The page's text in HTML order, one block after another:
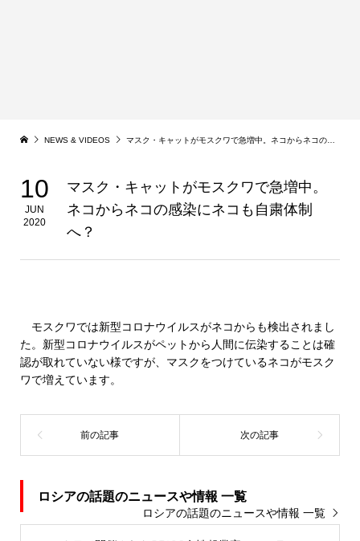
NEWS & VIDEOS マスク・キャットがモスクワで急増中。ネコからネコの感染にネコも自粛体制へ？
10
JUN
2020
マスク・キャットがモスクワで急増中。
ネコからネコの感染にネコも自粛体制
へ？
モスクワでは新型コロナウイルスがネコからも検出されまし
た。新型コロナウイルスがペットから人間に伝染することは確
認が取れていない様ですが、マスクをつけているネコがモスク
ワで増えています。
ロシアの話題のニュースや情報 一覧
ロシアの話題のニュースや情報 一覧